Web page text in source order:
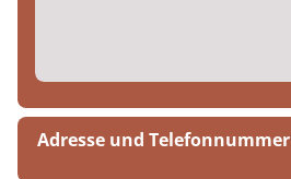
Adresse und Telefonnummer